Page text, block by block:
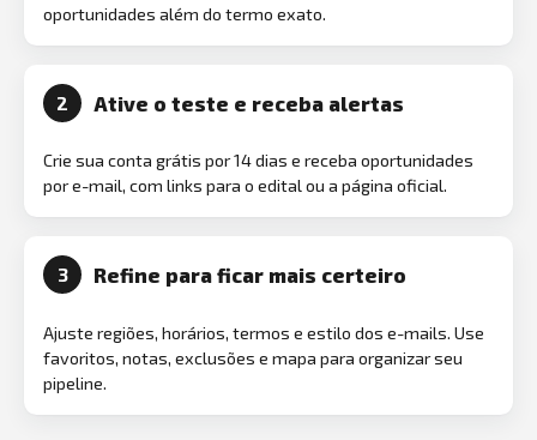
oportunidades além do termo exato.
2 Ative o teste e receba alertas
Crie sua conta grátis por 14 dias e receba oportunidades
por e-mail, com links para o edital ou a página oficial.
3 Refine para ficar mais certeiro
Ajuste regiões, horários, termos e estilo dos e-mails. Use
favoritos, notas, exclusões e mapa para organizar seu
pipeline.